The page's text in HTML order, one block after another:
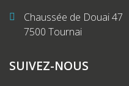
Chaussée de Douai 47
7500 Tournai
SUIVEZ-NOUS